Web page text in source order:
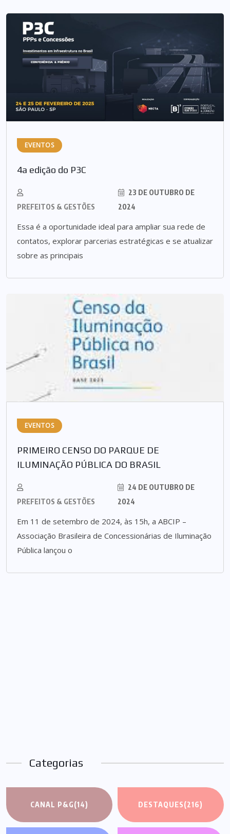
EVENTOS
4a edição do P3C
PREFEITOS & GESTÕES
23 DE OUTUBRO DE
2024
Essa é a oportunidade ideal para ampliar sua rede de
contatos, explorar parcerias estratégicas e se atualizar
sobre as principais
EVENTOS
PRIMEIRO CENSO DO PARQUE DE
ILUMINAÇÃO PÚBLICA DO BRASIL
PREFEITOS & GESTÕES
24 DE OUTUBRO DE
2024
Em 11 de setembro de 2024, às 15h, a ABCIP –
Associação Brasileira de Concessionárias de Iluminação
Pública lançou o
Categorias
CANAL P&G(14) DESTAQUES(216)